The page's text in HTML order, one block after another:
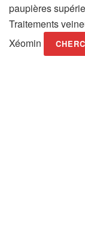
paupières
Traitements
Xéomin